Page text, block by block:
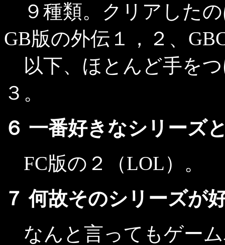
９種類。クリアしたの
GB版の外伝１，２、
以下、ほとんど手をつ
３。
６ 一番好きなシリーズ
FC版の２（LOL）。
７ 何故そのシリーズが
なんと言ってもゲー